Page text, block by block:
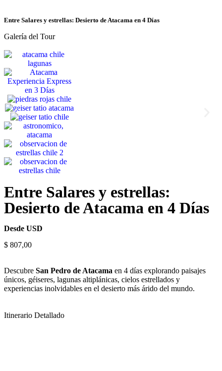
Entre Salares y estrellas: Desierto de Atacama en 4 Días
Galería del Tour
Entre Salares y estrellas:
Desierto de Atacama en 4 Días
Desde USD
$ 807,00
Descubre San Pedro de Atacama en 4 días explorando paisajes
únicos, géiseres, lagunas altiplánicas, cielos estrellados y
experiencias inolvidables en el desierto más árido del mundo.
Itinerario Detallado